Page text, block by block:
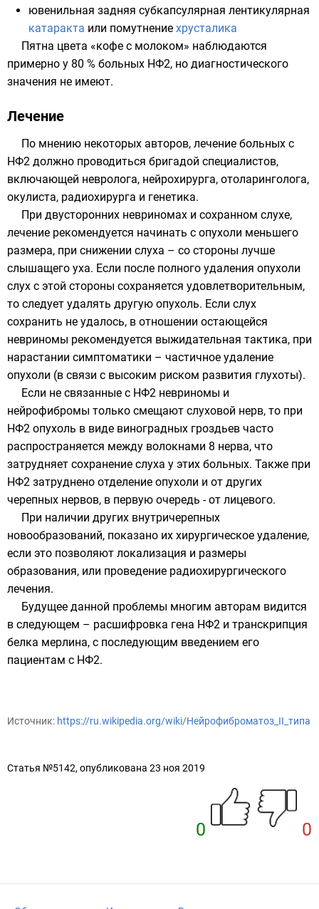
ювенильная задняя субкапсулярная лентикулярная
катаракта или помутнение хрусталика
Пятна цвета «кофе с молоком» наблюдаются
примерно у 80 % больных НФ2, но диагностического
значения не имеют.
Лечение
По мнению некоторых авторов, лечение больных с
НФ2 должно проводиться бригадой специалистов,
включающей невролога, нейрохирурга, отоларинголога,
окулиста, радиохирурга и генетика.
При двусторонних невриномах и сохранном слухе,
лечение рекомендуется начинать с опухоли меньшего
размера, при снижении слуха – со стороны лучше
слышащего уха. Если после полного удаления опухоли
слух с этой стороны сохраняется удовлетворительным,
то следует удалять другую опухоль. Если слух
сохранить не удалось, в отношении остающейся
невриномы рекомендуется выжидательная тактика, при
нарастании симптоматики – частичное удаление
опухоли (в связи с высоким риском развития глухоты).
Если не связанные с НФ2 невриномы и
нейрофибромы только смещают слуховой нерв, то при
НФ2 опухоль в виде виноградных гроздьев часто
распространяется между волокнами 8 нерва, что
затрудняет сохранение слуха у этих больных. Также при
НФ2 затруднено отделение опухоли и от других
черепных нервов, в первую очередь - от лицевого.
При наличии других внутричерепных
новообразований, показано их хирургическое удаление,
если это позволяют локализация и размеры
образования, или проведение радиохирургического
лечения.
Будущее данной проблемы многим авторам видится
в следующем – расшифровка гена НФ2 и транскрипция
белка мерлина, с последующим введением его
пациентам с НФ2.
Источник: https://ru.wikipedia.org/wiki/Нейрофиброматоз_II_типа
Статья №5142, опубликована 23 ноя 2019
0 0